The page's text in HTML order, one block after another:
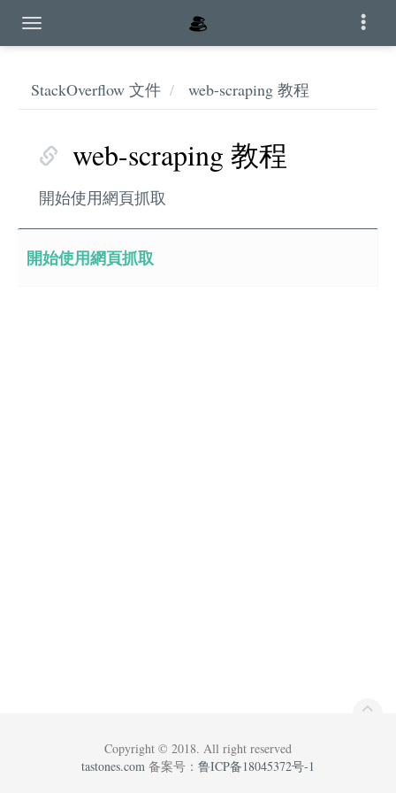
StackOverflow 文件 web-scraping 教程
web-scraping 教程
開始使用網頁抓取
開始使用網頁抓取
Copyright © 2018. All right reserved
tastones.com 备案号： 鲁ICP备18045372号-1